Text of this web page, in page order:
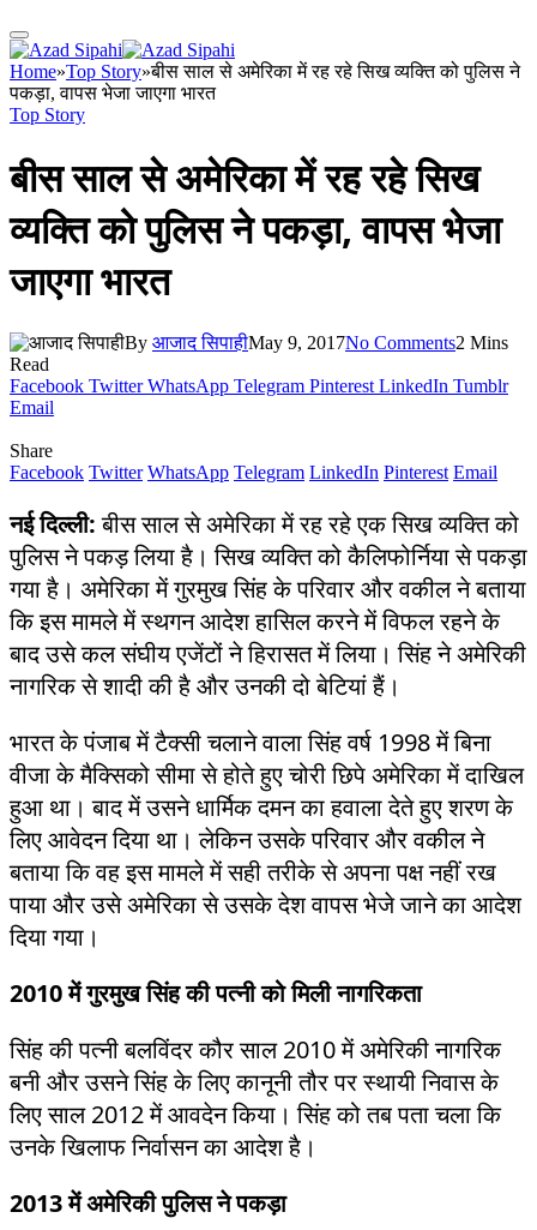
Home»Top Story»बीस साल से अमेरिका में रह रहे सिख व्यक्ति को पुलिस ने
पकड़ा, वापस भेजा जाएगा भारत
Top Story
बीस साल से अमेरिका में रह रहे सिख
व्यक्ति को पुलिस ने पकड़ा, वापस भेजा
जाएगा भारत
By आजाद सिपाहीMay 9, 2017No Comments2 Mins
Read
Facebook Twitter WhatsApp Telegram Pinterest LinkedIn Tumblr
Email
Share
Facebook Twitter WhatsApp Telegram LinkedIn Pinterest Email
नई दिल्‍ली:बीस साल से अमेरिका में रह रहे एक सिख व्‍यक्ति को
पुलिस ने पकड़ लिया है। सिख व्‍यक्ति को कैलिफोर्निया से पकड़ा
गया है। अमेरिका में गुरमुख सिंह के परिवार और वकील ने बताया
कि इस मामले में स्थगन आदेश हासिल करने में विफल रहने के
बाद उसे कल संघीय एजेंटों ने हिरासत में लिया। सिंह ने अमेरिकी
नागरिक से शादी की है और उनकी दो बेटियां हैं।
भारत के पंजाब में टैक्सी चलाने वाला सिंह वर्ष 1998 में बिना
वीजा के मैक्सिको सीमा से होते हुए चोरी छिपे अमेरिका में दाखिल
हुआ था। बाद में उसने धार्मिक दमन का हवाला देते हुए शरण के
लिए आवेदन दिया था। लेकिन उसके परिवार और वकील ने
बताया कि वह इस मामले में सही तरीके से अपना पक्ष नहीं रख
पाया और उसे अमेरिका से उसके देश वापस भेजे जाने का आदेश
दिया गया।
2010 में गुरमुख सिंह की पत्‍नी को मिली नागरिकता
सिंह की पत्नी बलविंदर कौर साल 2010 में अमेरिकी नागरिक
बनी और उसने सिंह के लिए कानूनी तौर पर स्थायी निवास के
लिए साल 2012 में आवदेन किया। सिंह को तब पता चला कि
उनके खिलाफ निर्वासन का आदेश है।
2013 में अमेरिकी पुलिस ने पकड़ा